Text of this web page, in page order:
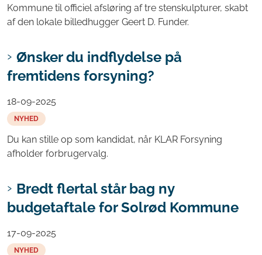
Kommune til officiel afsløring af tre stenskulpturer, skabt
af den lokale billedhugger Geert D. Funder.
Ønsker du indflydelse på
fremtidens forsyning?
18-09-2025
NYHED
Du kan stille op som kandidat, når KLAR Forsyning
afholder forbrugervalg.
Bredt flertal står bag ny
budgetaftale for Solrød Kommune
17-09-2025
NYHED